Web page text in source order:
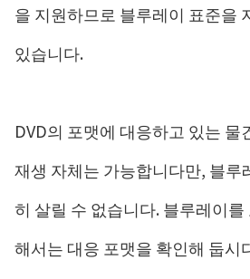
을 지원하므로 블루레이 표준을
있습니다.
DVD의 포맷에 대응하고 있는 물
재생 자체는 가능합니다만, 블루
히 살릴 수 없습니다. 블루레이
해서는 대응 포맷을 확인해 둡시